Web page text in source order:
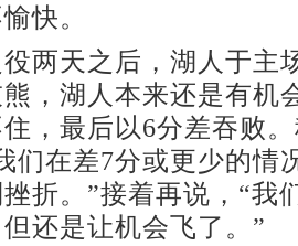
快。
天之后，湖人于主
，湖人本来还是有机
，最后以6分差吞败
们在差7分或更少的情
折。”接着再说，“我
还是让机会飞了。”